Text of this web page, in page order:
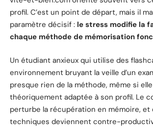
profil. C’est un point de départ, mais il
paramètre décisif : le stress modifie la
chaque méthode de mémorisation
Un étudiant anxieux qui utilise des
environnement bruyant la veille d’un
presque rien de la méthode, même si
théoriquement adaptée à son profil. Le
perturbe la récupération en mémoire, et
techniques deviennent contre-